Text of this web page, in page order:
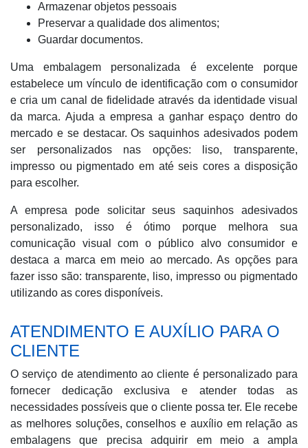
Armazenar objetos pessoais
Preservar a qualidade dos alimentos;
Guardar documentos.
Uma embalagem personalizada é excelente porque
estabelece um vínculo de identificação com o consumidor
e cria um canal de fidelidade através da identidade visual
da marca. Ajuda a empresa a ganhar espaço dentro do
mercado e se destacar. Os saquinhos adesivados podem
ser personalizados nas opções: liso, transparente,
impresso ou pigmentado em até seis cores a disposição
para escolher.
A empresa pode solicitar seus saquinhos adesivados
personalizado, isso é ótimo porque melhora sua
comunicação visual com o público alvo consumidor e
destaca a marca em meio ao mercado. As opções para
fazer isso são: transparente, liso, impresso ou pigmentado
utilizando as cores disponíveis.
ATENDIMENTO E AUXÍLIO PARA O
CLIENTE
O serviço de atendimento ao cliente é personalizado para
fornecer dedicação exclusiva e atender todas as
necessidades possíveis que o cliente possa ter. Ele recebe
as melhores soluções, conselhos e auxílio em relação as
embalagens que precisa adquirir em meio a ampla